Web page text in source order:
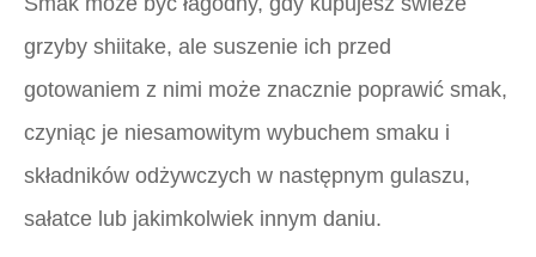
grzyby shiitake, ale suszenie ich przed
gotowaniem z nimi może znacznie poprawić smak,
czyniąc je niesamowitym wybuchem smaku i
składników odżywczych w następnym gulaszu,
sałatce lub jakimkolwiek innym daniu.